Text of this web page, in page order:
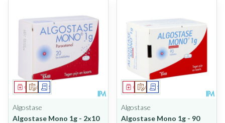
Op voorschrift
GeneesmiddelSchriftelijke aanvraag
Algostase
Algostase Mono 1g - 2x10
Op voorschrift
GeneesmiddelSchriftelijke aanvraag
Algostase
Algostase Mono 1g - 90